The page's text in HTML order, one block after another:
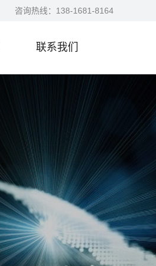
咨询热线： 138-1681-8164
联系我们